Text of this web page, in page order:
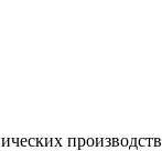
производств